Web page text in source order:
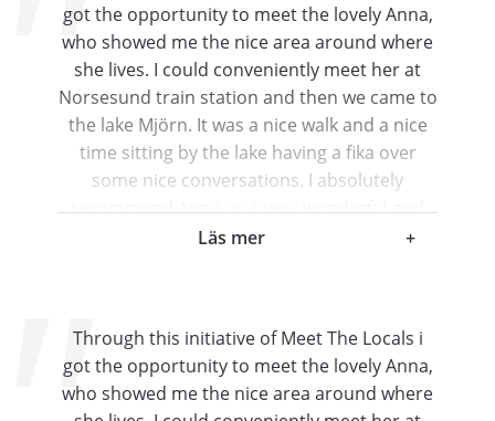
got the opportunity to meet the lovely Anna,
who showed me the nice area around where
she lives. I could conveniently meet her at
Norsesund train station and then we came to
the lake Mjörn. It was a nice walk and a nice
time sitting by the lake having a fika over
some nice conversations. I absolutely
recommend Anna as a very wonderful and
kind local to meet and it was a pleasure to
Läs mer +
Through this initiative of Meet The Locals i
got the opportunity to meet the lovely Anna,
who showed me the nice area around where